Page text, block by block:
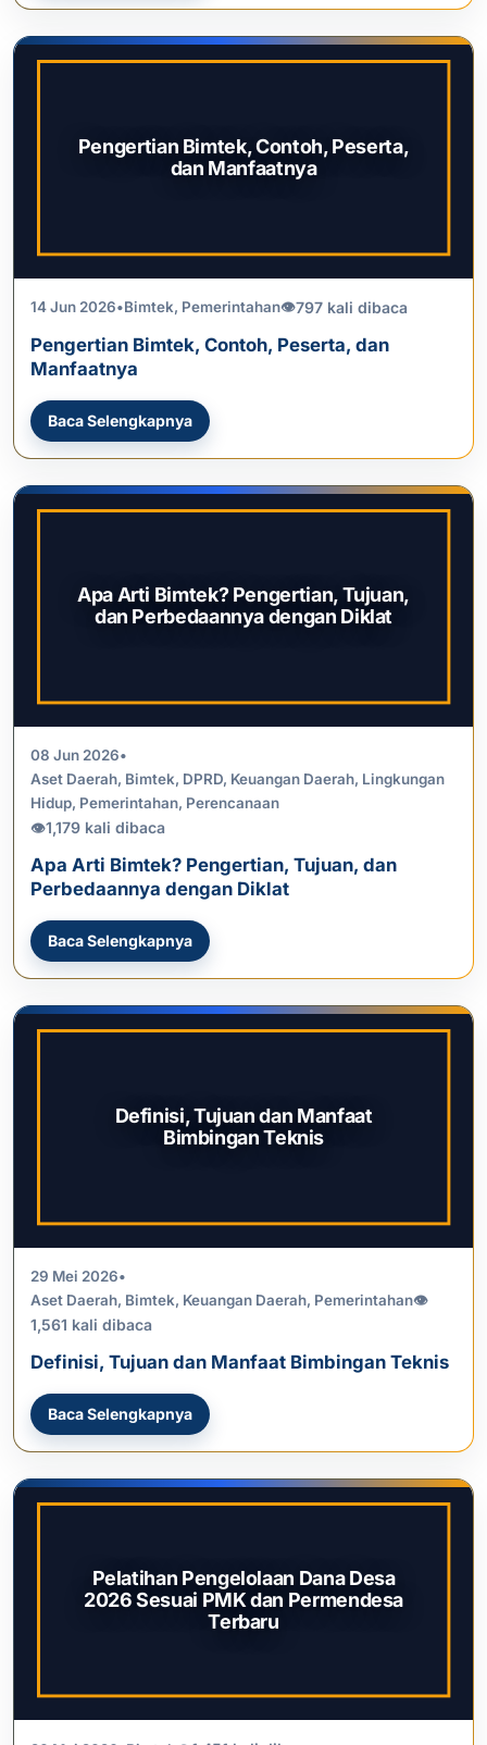
Pengertian Bimtek, Contoh, Peserta,
dan Manfaatnya
14 Jun 2026•Bimtek, Pemerintahan👁797 kali dibaca
Pengertian Bimtek, Contoh, Peserta, dan
Manfaatnya
Baca Selengkapnya
Apa Arti Bimtek? Pengertian, Tujuan,
dan Perbedaannya dengan Diklat
08 Jun 2026•
Aset Daerah, Bimtek, DPRD, Keuangan Daerah, Lingkungan
Hidup, Pemerintahan, Perencanaan
👁1,179 kali dibaca
Apa Arti Bimtek? Pengertian, Tujuan, dan
Perbedaannya dengan Diklat
Baca Selengkapnya
Definisi, Tujuan dan Manfaat
Bimbingan Teknis
29 Mei 2026•
Aset Daerah, Bimtek, Keuangan Daerah, Pemerintahan👁
1,561 kali dibaca
Definisi, Tujuan dan Manfaat Bimbingan Teknis
Baca Selengkapnya
Pelatihan Pengelolaan Dana Desa
2026 Sesuai PMK dan Permendesa
Terbaru